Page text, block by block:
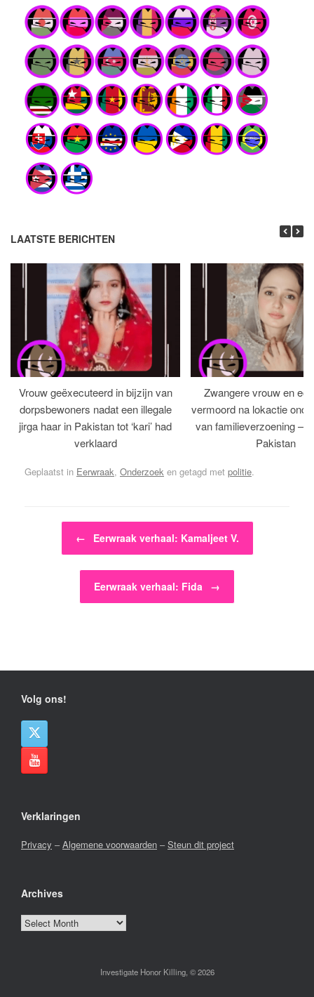
LAATSTE BERICHTEN
Vrouw geëxecuteerd in bijzijn van
dorpsbewoners nadat een illegale
jirga haar in Pakistan tot ‘kari’ had
verklaard
Zwangere vrouw en
vermoord na lokactie
van familieverzoening –
Pakistan
Geplaatst in Eerwraak, Onderzoek en getagd met politie.
Bericht navigatie
← Eerwraak verhaal: Kamaljeet V.
Eerwraak verhaal: Fida →
Volg ons!
Verklaringen
Privacy –Algemene voorwaarden –Steun dit project
Archives
Archives
Investigate Honor Killing, © 2026